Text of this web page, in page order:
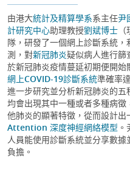
由港大統計及精算學系系主任尹
計研究中心助理教授劉斌博士
隊，研發了一個網上診斷系統
測，對新冠肺炎疑似病人進行篩
於新冠肺炎疫情蔓延初期便開
網上COVID-19診斷系統準確率
進一步研究並分析新冠肺炎的
均會出現其中一種或者多種病
他肺炎的顯著特徵，從而設計出
Attention 深度神經網絡模型
人員能使用診斷系統並分享數
負擔。